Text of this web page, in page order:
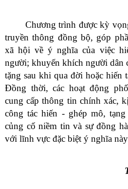
Chương trình được kỳ
truyền thông đồng bộ, góp
xã hội về ý nghĩa của việc
người; khuyến khích người dân
tặng sau khi qua đời hoặc hiến
Đồng thời, các hoạt động
cung cấp thông tin chính xác,
công tác hiến - ghép mô,
củng cố niềm tin và sự đồng
với lĩnh vực đặc biệt ý nghĩa